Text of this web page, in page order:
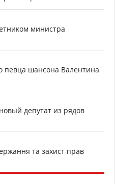
министра
певца шансона Валентина
депутат из рядов
та захист прав